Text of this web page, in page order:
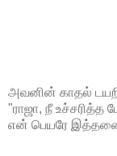
அவனின் காதல்
"ராஜா, நீ உச்சரித்த
என் பெயரே